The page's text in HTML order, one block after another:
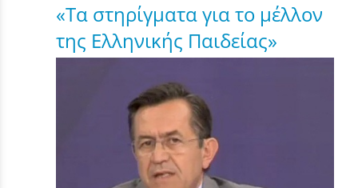
«Τα στηρίγματα για το μέλλον
της Ελληνικής Παιδείας»